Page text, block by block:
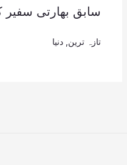
سابق بھارتی سفیر
تازہ ترین دنیا